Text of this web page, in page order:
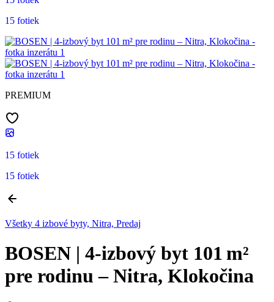
15 fotiek
PREMIUM
15 fotiek
15 fotiek
Všetky 4 izbové byty, Nitra, Predaj
BOSEN | 4‑izbový byt 101 m²
pre rodinu – Nitra, Klokočina